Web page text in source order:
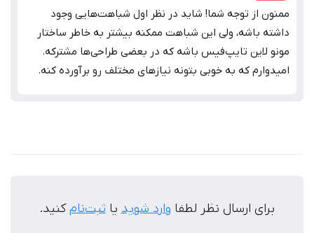
ممنون از توجه شما! شاید در نظر اول شباهت‌هایی وجود
داشته باشه، ولی این شباهت ممکنه بیشتر به خاطر ساختار
مونو لاین تایپ‌فیس باشه که در بعضی طراحی‌ها مشترکه.
امیدوارم که به خوبی بتونه نیازهای مختلف رو برآورده کنه.
برای ارسال نظر لطفا وارد شوید یا ثبت‌نامکنید.